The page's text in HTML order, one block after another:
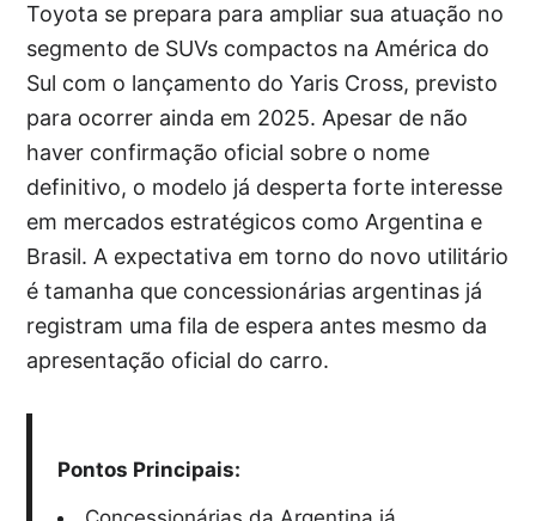
Toyota se prepara para ampliar sua atuação no
segmento de SUVs compactos na América do
Sul com o lançamento do Yaris Cross, previsto
para ocorrer ainda em 2025. Apesar de não
haver confirmação oficial sobre o nome
definitivo, o modelo já desperta forte interesse
em mercados estratégicos como Argentina e
Brasil. A expectativa em torno do novo utilitário
é tamanha que concessionárias argentinas já
registram uma fila de espera antes mesmo da
apresentação oficial do carro.
Pontos Principais: